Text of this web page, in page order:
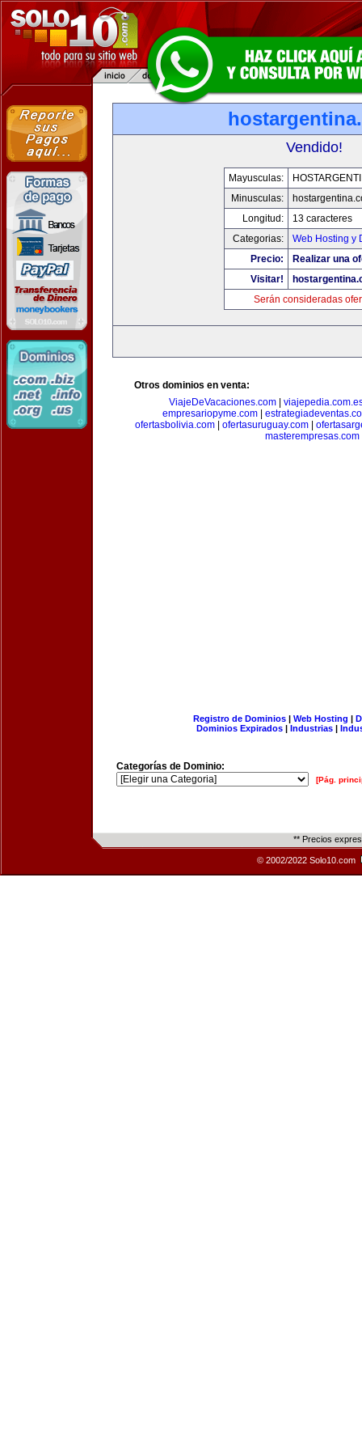
Vendido!
Mayusculas:
Minusculas:
Longitud:
13 caracteres
Categorias:
Web Hosting y
Precio:
Realizar una
Visitar!
Serán consideradas
Otros dominios en venta:
ViajeDeVacaciones.com
empresariopyme.com
ofertasbolivia.com| ofertasuruguay.com|
masterempresas.com
Registro de Dominios| Web Hosting |
Dominios Expirados | Industrias |
Categorías de Dominio:
[Pág.
** Precios
© 2002/2022 Solo10.com